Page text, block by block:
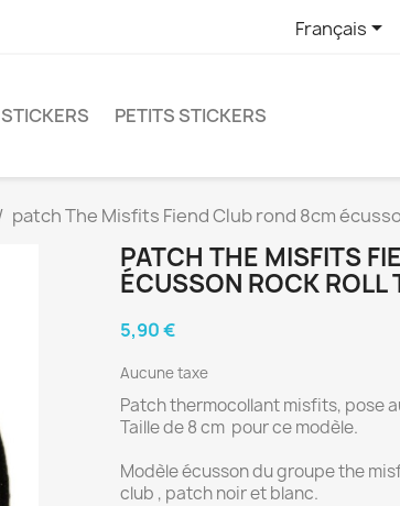
Français
STICKERS PETITS STICKERS
patch The Misfits Fiend Club rond 8cm
PATCH THE MISFITS
ÉCUSSON ROCK
5,90 €
Aucune taxe
Patch thermocollant misfits, pose
Taille de 8 cm pour ce modèle.
Modèle écusson du groupe the
club , patch noir et blanc.